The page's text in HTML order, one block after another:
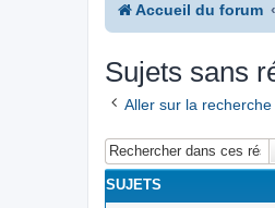
Accueil du forum
Sujets sans
Aller sur la
SUJETS